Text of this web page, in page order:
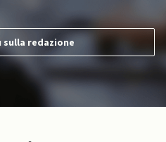
sulla redazione